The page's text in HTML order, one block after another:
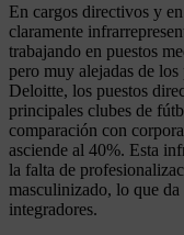
En cargos directivos y
claramente
trabajando en puestos
pero muy alejadas de
Deloitte, los puestos
principales clubes de
comparación con
asciende al 40%. Esta
la falta de
masculinizado, lo que
integradores.